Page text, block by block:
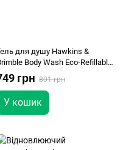
для душу Hawkins &
Body Wash Eco-Refillable
млгрн 801 грн
У кошик